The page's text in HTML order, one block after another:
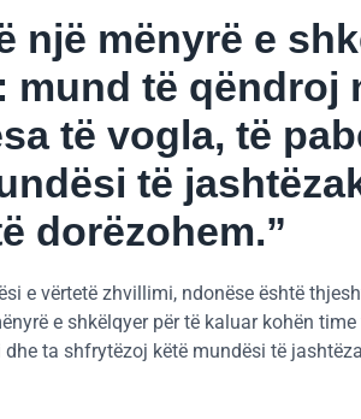
një mënyrë e
mund të qëndroj
të vogla, të
të
dorëzohem.”
e vërtetë zhvillimi, ndonëse është
e shkëlqyer për të kaluar kohën
ta shfrytëzoj këtë mundësi të